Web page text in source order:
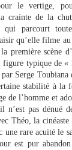
le vertige,
crainte de la
qui parcourt
qu’elle filme
première scène
typique de «
Serge Toubiana
stabilité à la
de l’homme et
pas dénué
Théo, la
une rare acuité le
est pur